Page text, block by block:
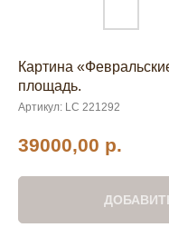
Картина
площадь.
Артикул: LC 221292
39000,00 р.